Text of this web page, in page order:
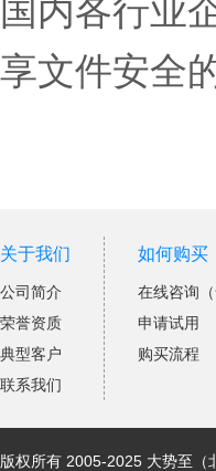
国内各行业
享文件安全
关于我们
公司简介
荣誉资质
典型客户
联系我们
如何购买
在线咨询（
申请试用
购买流程
版权所有 2005-2025 大势至（